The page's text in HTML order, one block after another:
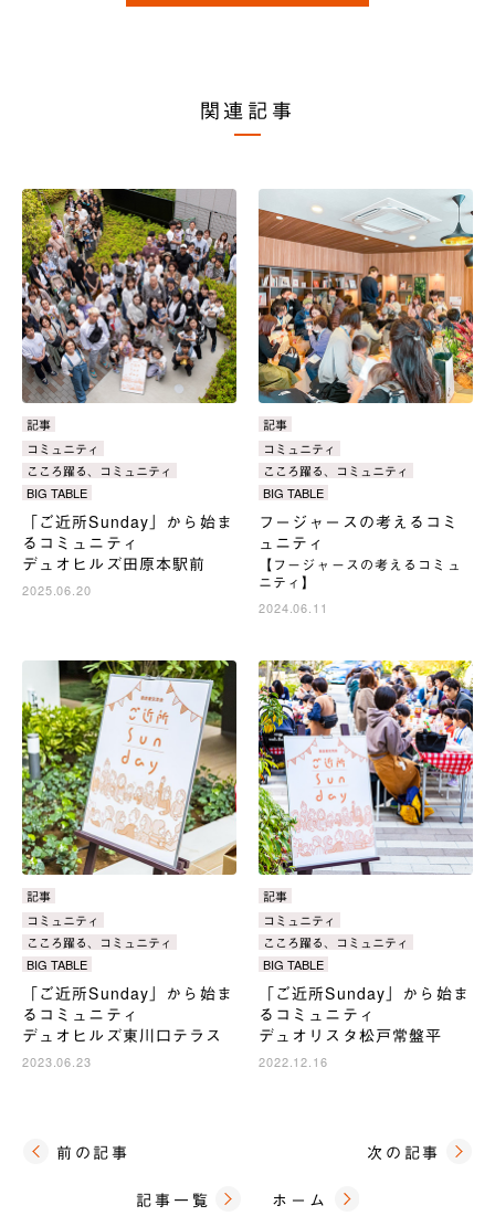
関連記事
カ
テ
リ：
記事
タ
グ：
コミュニティ
こころ躍る、コミュニティ
BIG TABLE
「ご近所Sunday」から始ま
るコミュニティ
デュオヒルズ田原本駅前
2025.06.20
カ
テ
リ：
記事
タ
グ：
コミュニティ
こころ躍る、コミュニティ
BIG TABLE
フージャースの考えるコミ
ュニティ
【フージャースの考えるコミュ
ニティ】
2024.06.11
カ
テ
リ：
記事
タ
グ：
コミュニティ
こころ躍る、コミュニティ
BIG TABLE
「ご近所Sunday」から始ま
るコミュニティ
デュオヒルズ東川口テラス
2023.06.23
カ
テ
リ：
記事
タ
グ：
コミュニティ
こころ躍る、コミュニティ
BIG TABLE
「ご近所Sunday」から始ま
るコミュニティ
デュオリスタ松戸常盤平
2022.12.16
前の記事
記事一覧 ホーム
次の記事